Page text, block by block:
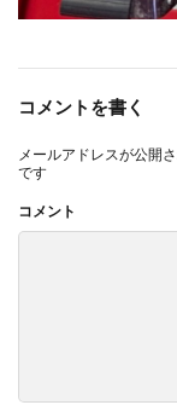
コメントを書く
メールアドレスが公開
です
コメント